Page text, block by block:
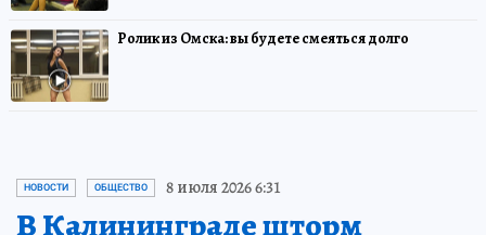
Ролик из Омска: вы будете смеяться долго
НОВОСТИ ОБЩЕСТВО 8 июля 2026 6:31
В Калининграде шторм